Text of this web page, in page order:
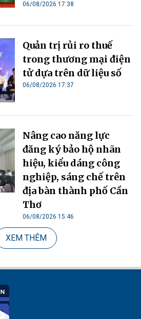
06/08/2026 17:38
Quản trị rủi ro thuế
trong thương mại điện
tử dựa trên dữ liệu số
06/08/2026 17:37
Nâng cao năng lực
đăng ký bảo hộ nhãn
hiệu, kiểu dáng công
nghiệp, sáng chế trên
địa bàn thành phố Cần
Thơ
06/08/2026 15:46
XEM THÊM